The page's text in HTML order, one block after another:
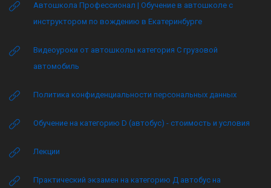
Автошкола Профессионал | Обучение в автошколе с
инструктором по вождению в Екатеринбурге
Видеоуроки от автошколы категория C грузовой
автомобиль
Политика конфиденциальности персональных данных
Обучение на категорию D (автобус) - стоимость и условия
Лекции
Практический экзамен на категорию Д автобус на